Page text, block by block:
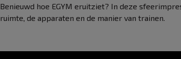
Benieuwd hoe EGYM eruitziet? In deze
ruimte, de apparaten en de manier van trainen.